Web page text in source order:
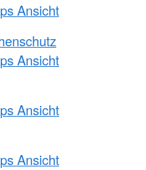
Ansicht
Ansicht
Ansicht
Ansicht